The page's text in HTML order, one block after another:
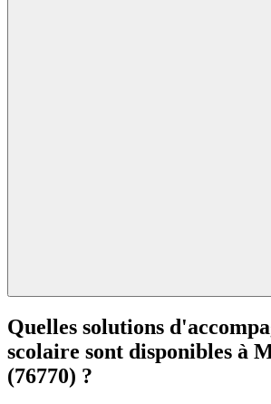
Quelles solutions
scolaire sont disponibles à
(76770) ?